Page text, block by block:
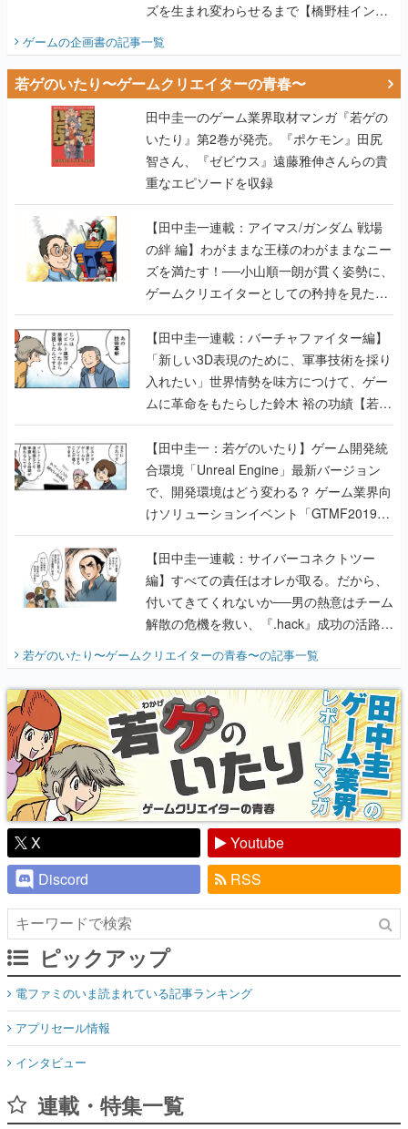
ズを生まれ変わらせるまで【橋野桂インタ
ビュー】
ゲームの企画書の記事一覧
若ゲのいたり〜ゲームクリエイターの青春〜
田中圭一のゲーム業界取材マンガ『若ゲの
いたり』第2巻が発売。『ポケモン』田尻
智さん、『ゼビウス』遠藤雅伸さんらの貴
重なエピソードを収録
【田中圭一連載：アイマス/ガンダム 戦場
の絆 編】わがままな王様のわがままなニー
ズを満たす！──小山順一朗が貫く姿勢に、
ゲームクリエイターとしての矜持を見た
【若ゲのいたり最終回】
【田中圭一連載：バーチャファイター編】
「新しい3D表現のために、軍事技術を採り
入れたい」世界情勢を味方につけて、ゲー
ムに革命をもたらした鈴木 裕の功績【若ゲ
のいたり】
【田中圭一：若ゲのいたり】ゲーム開発統
合環境「Unreal Engine」最新バージョン
で、開発環境はどう変わる？ ゲーム業界向
けソリューションイベント「GTMF2019」
に行って、より理解を深めよう【PR】
【田中圭一連載：サイバーコネクトツー
編】すべての責任はオレが取る。だから、
付いてきてくれないか──男の熱意はチーム
解散の危機を救い、『.hack』成功の活路を
開く。業界の快男児・松山 洋に流れる血は
『少年ジャンプ』色だった【若ゲのいた
り】
若ゲのいたり〜ゲームクリエイターの青春〜の記事一覧
X
Youtube
Discord
RSS
ピックアップ
電ファミのいま読まれている記事ランキング
アプリセール情報
インタビュー
連載・特集一覧